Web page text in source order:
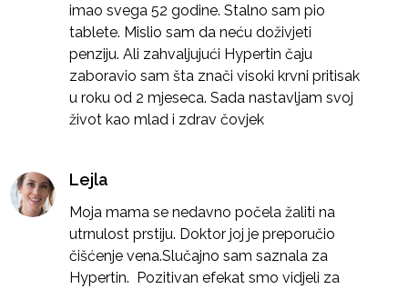
imao svega 52 godine. Stalno sam pio
tablete. Mislio sam da neću doživjeti
penziju. Ali zahvaljujući Hypertin čaju
zaboravio sam šta znači visoki krvni pritisak
u roku od 2 mjeseca. Sada nastavljam svoj
život kao mlad i zdrav čovjek
Lejla
Moja mama se nedavno počela žaliti na
utrnulost prstiju. Doktor joj je preporučio
čišćenje vena.Slučajno sam saznala za
Hypertin. Pozitivan efekat smo vidjeli za